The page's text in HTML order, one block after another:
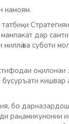
намоям.
дар
ва суботи
оқилонаи
бо
рақамикунонии